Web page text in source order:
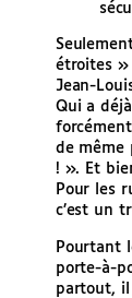
étroites »
Jean-
Qui a
de même
! ». Et
Pour les
c’est un
Pourtant
porte-à-
partout, il